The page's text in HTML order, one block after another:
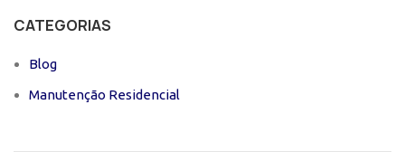
CATEGORIAS
Blog
Manutenção Residencial